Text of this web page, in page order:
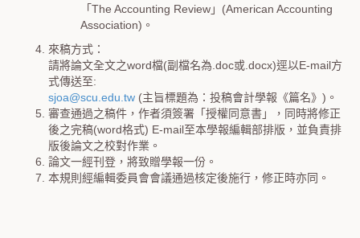
「The Accounting Review」(American Accounting
Association)。
來稿方式：
請將論文全文之word檔(副檔名為.doc或.docx)逕以E-mail方
式傳送至:
sjoa@scu.edu.tw (主旨標題為：投稿會計學報《篇名》)。
審查通過之稿件，作者須簽署「授權同意書」，同時將修正
後之完稿(word格式) E-mail至本學報編輯部排版，並負責排
版後論文之校對作業。
論文一經刊登，將致贈學報一份。
本規則經編輯委員會會議通過核定後施行，修正時亦同。